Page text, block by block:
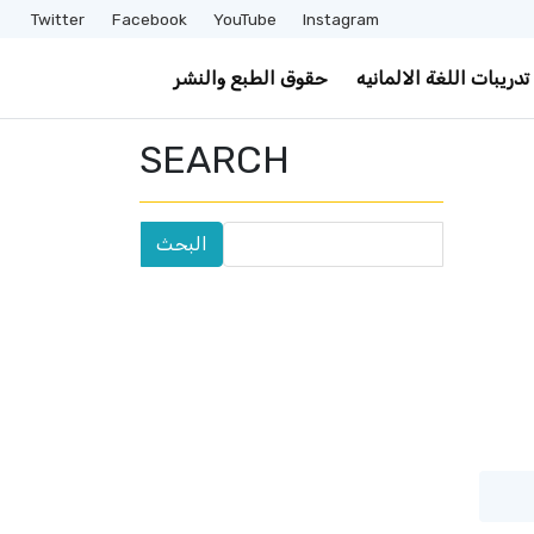
Instagram
YouTube
Facebook
Twitter
تدريبات اللغة الالمانيه حقوق الطبع والنشر
SEARCH